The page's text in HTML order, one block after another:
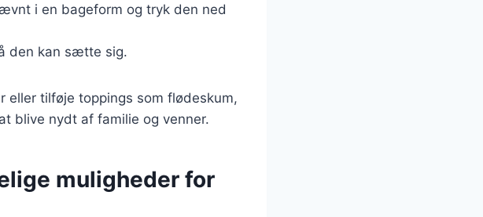
i en bageform og tryk den ned
den kan sætte sig.
eller tilføje toppings som flødeskum,
blive nydt af familie og venner.
muligheder for